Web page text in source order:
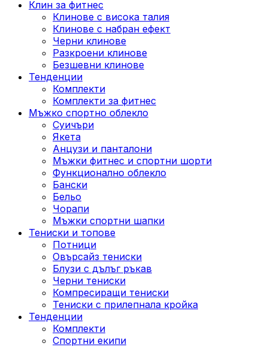
Клин за фитнес
Клинове с висока талия
Клинове с набран ефект
Черни клинове
Разкроени клинове
Безшевни клинове
Тенденции
Комплекти
Комплекти за фитнес
Мъжко спортно облекло
Суичъри
Якета
Aнцузи и панталони
Mъжки фитнес и спортни шорти
Функционално облекло
Бански
Бельо
Чорапи
Mъжки спортни шапки
Тениски и топове
Потници
Овърсайз тениски
Блузи с дълъг ръкав
Черни тениски
Компресиращи тениски
Тениски с прилепнала кройка
Тенденции
Комплекти
Спортни екипи